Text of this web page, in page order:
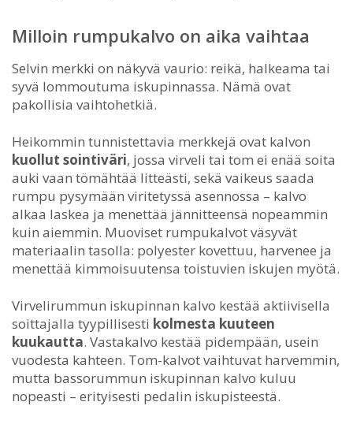
Milloin rumpukalvo on aika vaihtaa
Selvin merkki on näkyvä vaurio: reikä, halkeama tai
syvä lommoutuma iskupinnassa. Nämä ovat
pakollisia vaihtohetkiä.
Heikommin tunnistettavia merkkejä ovat kalvon
kuollut sointiväri, jossa virveli tai tom ei enää soita
auki vaan tömähtää litteästi, sekä vaikeus saada
rumpu pysymään viritetyssä asennossa – kalvo
alkaa laskea ja menettää jännitteensä nopeammin
kuin aiemmin. Muoviset rumpukalvot väsyvät
materiaalin tasolla: polyester kovettuu, harvenee ja
menettää kimmoisuutensa toistuvien iskujen myötä.
Virvelirummun iskupinnan kalvo kestää aktiivisella
soittajalla tyypillisesti kolmesta kuuteen
kuukautta. Vastakalvo kestää pidempään, usein
vuodesta kahteen. Tom-kalvot vaihtuvat harvemmin,
mutta bassorummun iskupinnan kalvo kuluu
nopeasti – erityisesti pedalin iskupisteestä.